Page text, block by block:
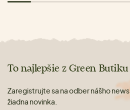
To najlepšie z Green
Zaregistrujte sa na odber nášho
žiadna novinka.